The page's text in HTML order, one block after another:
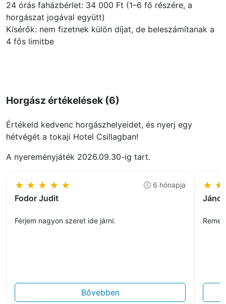
24 órás faházbérlet: 34 000 Ft (1–6 fő részére, a
horgászat jogával együtt)
Kísérők: nem fizetnek külön díjat, de beleszámítanak a
4 fős limitbe
Horgász értékelések (6)
Értékeld kedvenc horgászhelyeidet, és nyerj egy
hétvégét a tokaji Hotel Csillagban!
A nyereményjáték 2026.09.30-ig tart.
★ ★ ★ ★ ★
Fodor Judit
6 hónapja
Férjem nagyon szeret ide járni.
Bővebben
★ ★